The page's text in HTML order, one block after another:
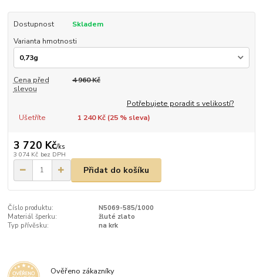
Dostupnost
Skladem
Varianta hmotnosti
Cena před
slevou
4 960 Kč
Potřebujete poradit s velikostí?
Ušetříte
1 240 Kč (25% sleva)
3 720 Kč/ks
3 074 Kč bez DPH
Přidat do košíku
Číslo produktu:
N5069-585/1000
Materiál šperku:
žluté zlato
Typ přívěsku:
na krk
Ověřeno zákazníky